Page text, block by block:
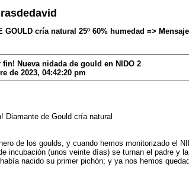
GOULD cría natural 25º 60% humedad =>
fin! Nueva nidada de gould en NIDO 2
de 2023, 04:42:20 pm
Diamante de Gould cría natural
de los goulds, y cuando hemos monitorizado el
incubación (unos veinte días) se turnan el padre
nacido su primer pichón; y ya nos hemos